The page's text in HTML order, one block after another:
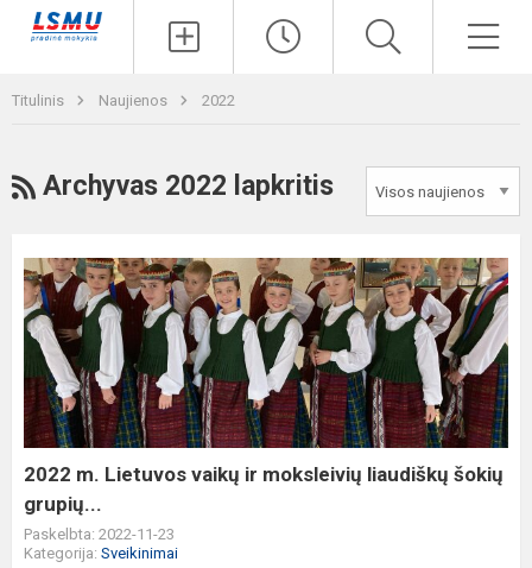
Titulinis Naujienos 2022
RSS
Archyvas 2022 lapkritis
2022
m.
Lietuvos
vaikų
ir
moksleivių
liaudiškų
šokių
grupių...
2022 m. Lietuvos vaikų ir moksleivių liaudiškų šokių
grupių...
Paskelbta: 2022-11-23
Kategorija: Sveikinimai